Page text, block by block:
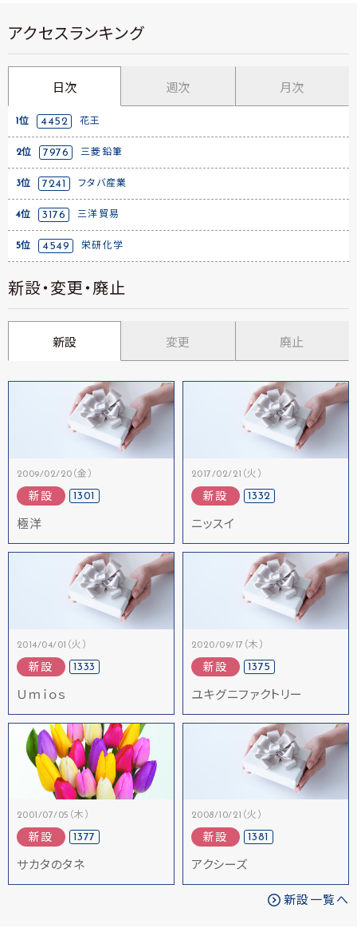
アクセスランキング
日次 週次 月次
1位 4452 花王
2位 7976 三菱鉛筆
3位 7241 フタバ産業
4位 3176 三洋貿易
5位 4549 栄研化学
新設・変更・廃止
新設 変更 廃止
2009/02/20（金）
新設 1301
極洋
2017/02/21（火）
新設 1332
ニッスイ
2014/04/01（火）
新設 1333
Ｕｍｉｏｓ
2020/09/17（木）
新設 1375
ユキグニファクトリー
2001/07/05（木）
新設 1377
サカタのタネ
2008/10/21（火）
新設 1381
アクシーズ
新設一覧へ